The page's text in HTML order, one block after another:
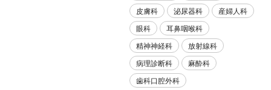
皮膚科
泌尿器科
産婦人科
眼科
耳鼻咽喉科
精神神経科
放射線科
病理診断科
麻酔科
歯科口腔外科